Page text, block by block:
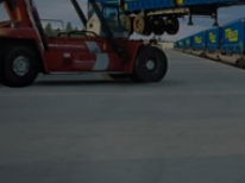
Soluții digitale
Transport intermodal